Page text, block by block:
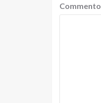
Commento